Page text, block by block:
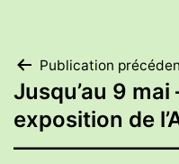
Navigation
de
Publication
Jusqu’au 9
exposition de